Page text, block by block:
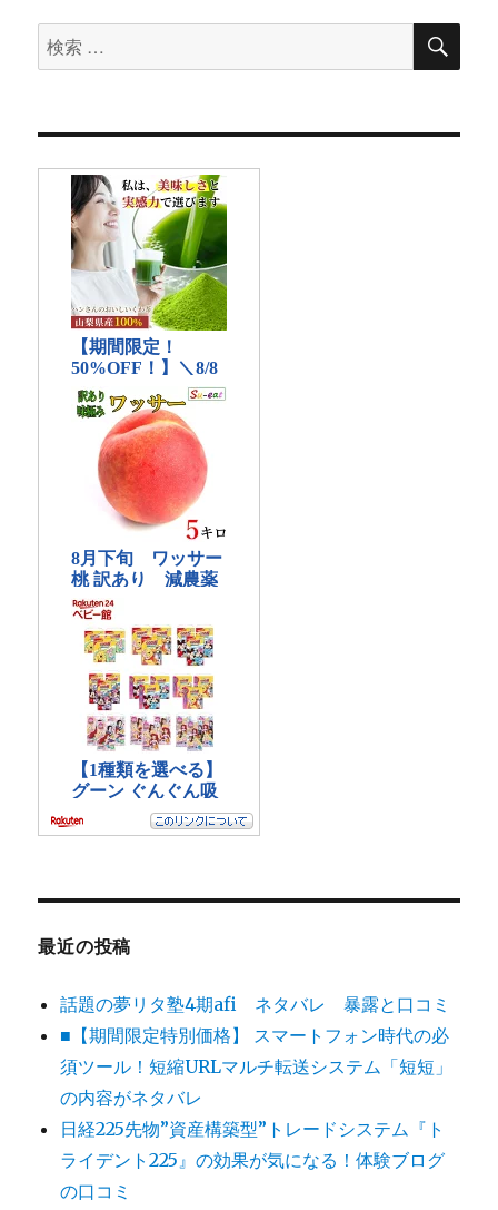
検
索
象:
検
最近の投稿
話題の夢リタ塾4期afi ネタバレ 暴露と口コミ
■【期間限定特別価格】 スマートフォン時代の必
須ツール！短縮URLマルチ転送システム「短短」
の内容がネタバレ
日経225先物”資産構築型”トレードシステム『ト
ライデント225』の効果が気になる！体験ブログ
の口コミ